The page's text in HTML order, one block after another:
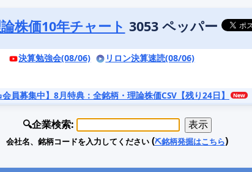
株価10年チャート 3053 ペッパー
決算勉強会(08/06) リロン決算速読(08/06)
会員募集中】8月特典 ：全銘柄・理論株価CSV【残り24日】
🔍企業検索:
会社名、銘柄コードを入力してください(⛏️銘柄発掘はこちら)